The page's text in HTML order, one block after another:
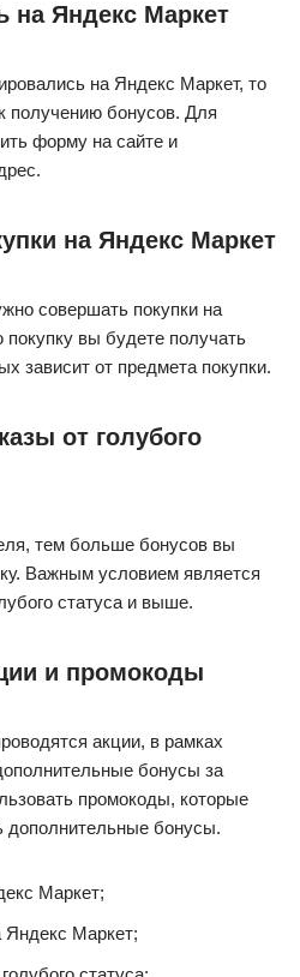
на Яндекс Маркет
на Яндекс Маркет, то
получению бонусов. Для
форму на сайте и
на Яндекс Маркет
совершать покупки на
вы будете получать
зависит от предмета покупки.
от голубого
тем больше бонусов вы
Важным условием является
статуса и выше.
и промокоды
акции, в рамках
бонусы за
промокоды, которые
дополнительные бонусы.
Маркет;
Яндекс Маркет;